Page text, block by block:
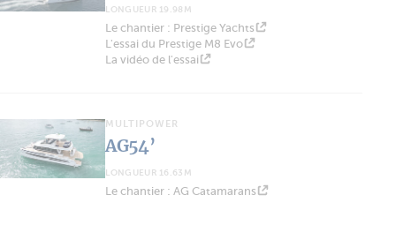
LONGUEUR 19.98M
Le chantier : Prestige Yachts
L'essai du Prestige M8 Evo
La vidéo de l'essai
MULTIPOWER
AG54’
LONGUEUR 16.63M
Le chantier : AG Catamarans